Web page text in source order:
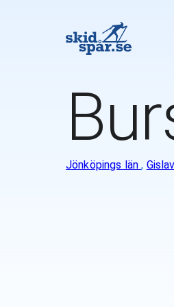
Jönköpings län,